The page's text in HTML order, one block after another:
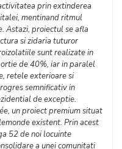
prin extinderea
mentinand ritmul
Astazi, proiectul se afla
si zidaria tuturor
sunt realizate in
de 40%, iar in paralel
retele exterioare si
semnificativ in
de exceptie.
un proiect premium situat
existent. Prin acest
52 de noi locuinte
a unei comunitati